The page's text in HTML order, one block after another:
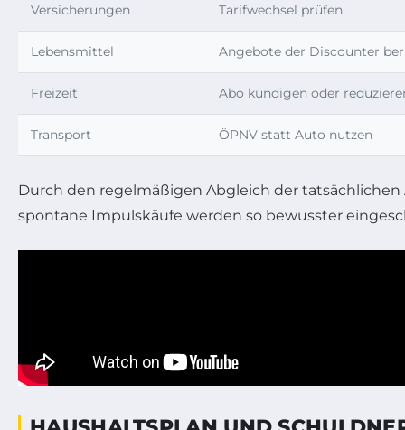
Versicherungen Tarifwechsel prüfen
Lebensmittel Angebote der Discounter
Freizeit Abo kündigen oder
Transport ÖPNV statt Auto nutzen
Durch den regelmäßigen Abgleich der
spontane Impulskäufe werden so bewusster